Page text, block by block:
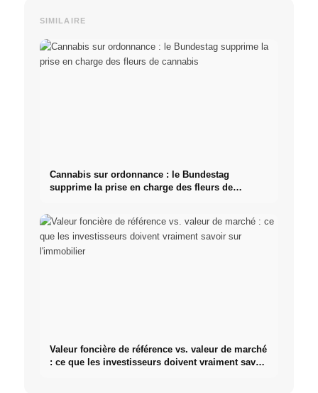
SIMILAIRE
Cannabis sur ordonnance : le Bundestag
supprime la prise en charge des fleurs de
Valeur foncière de référence vs. valeur de marché
: ce que les investisseurs doivent vraiment savoir